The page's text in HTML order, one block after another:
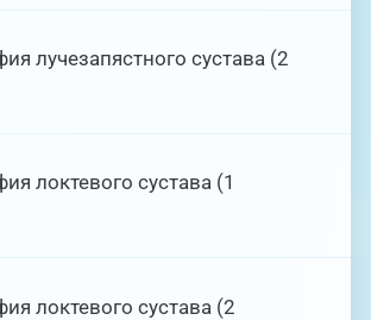
лучезапястного сустава (2
локтевого сустава (1
локтевого сустава (2